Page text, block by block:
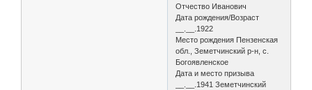
Отчество Иванович
Дата рождения/Возраст
__.__.1922
Место рождения Пензенская
обл., Земетчинский р-н, с.
Богоявленское
Дата и место призыва
__.__.1941 Земетчинский